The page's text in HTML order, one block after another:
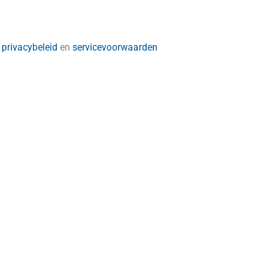
privacybeleid en servicevoorwaarden